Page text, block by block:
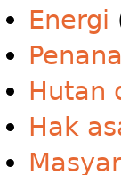
Energi
Hutan
Hak